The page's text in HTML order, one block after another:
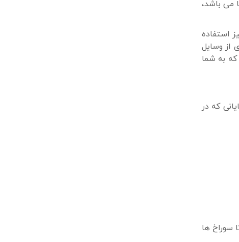
می باشد،
استفاده
از وسایل
به شما
که در
سوراخ ها